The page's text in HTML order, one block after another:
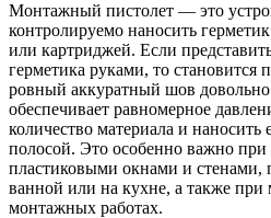
Монтажный пистолет — это
контролируемо наносить
или картриджей. Если
герметика руками, то становится
ровный аккуратный шов
обеспечивает равномерное
количество материала и наносить
полосой. Это особенно важно
пластиковыми окнами и стенами,
ванной или на кухне, а также при
монтажных работах.